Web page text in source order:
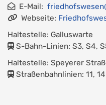
E-Mail:
Webseite:
Haltestelle: Galluswarte
S-Bahn-Linien: S3, S4,
Haltestelle: Speyerer
Straßenbahnlinien: 11,